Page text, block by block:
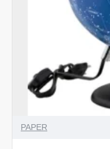
PAPER